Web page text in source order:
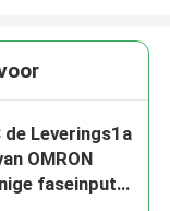
Leverings1a
OMRON
faseinput